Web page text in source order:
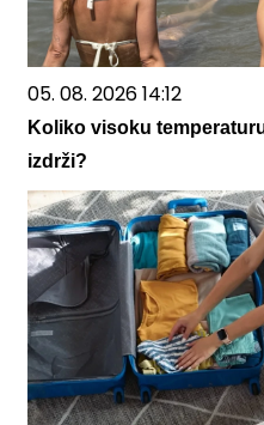
05. 08. 2026 14:12
Koliko visoku
izdrži?